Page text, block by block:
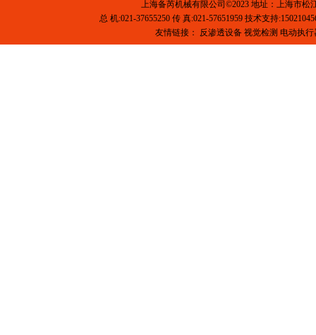
上海备芮机械有限公司©2023 地址：上海市松
总 机:021-37655250 传 真:021-57651959 技术支持
友情链接： 反渗透设备 视觉检测 电动执行